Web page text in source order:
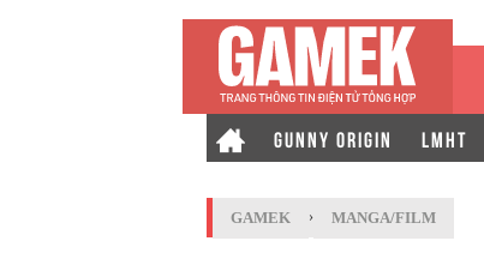
GUNNY ORIGIN LMHT
GAMEK › MANGA/FILM